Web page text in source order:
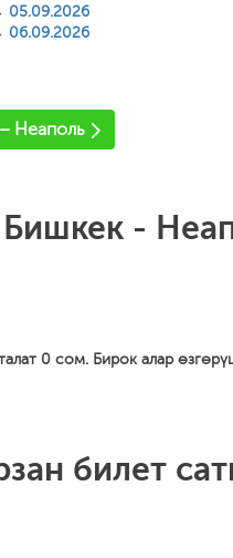
05.09.2026
06.09.2026
Неаполь
-
0 сом. Бирок алар
билет